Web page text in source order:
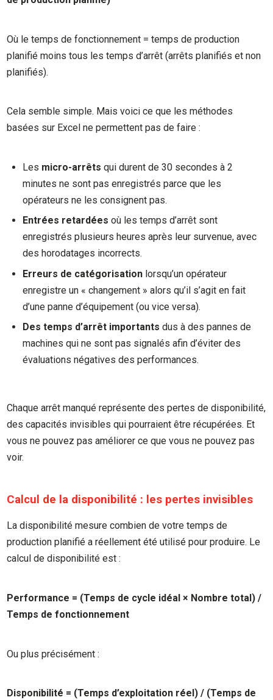
Où le temps de fonctionnement = temps de production
planifié moins tous les temps d’arrêt (arrêts planifiés et non
planifiés).
Cela semble simple. Mais voici ce que les méthodes
basées sur Excel ne permettent pas de faire :
Les micro-arrêts qui durent de 30 secondes à 2
minutes ne sont pas enregistrés parce que les
opérateurs ne les consignent pas.
Entrées retardées où les temps d’arrêt sont
enregistrés plusieurs heures après leur survenue, avec
des horodatages incorrects.
Erreurs de catégorisation lorsqu’un opérateur
enregistre un « changement » alors qu’il s’agit en fait
d’une panne d’équipement (ou vice versa).
Des temps d’arrêt importants dus à des pannes de
machines qui ne sont pas signalés afin d’éviter des
évaluations négatives des performances.
Chaque arrêt manqué représente des pertes de disponibilité,
des capacités invisibles qui pourraient être récupérées. Et
vous ne pouvez pas améliorer ce que vous ne pouvez pas
voir.
Calcul de la disponibilité : les pertes invisibles
La disponibilité mesure combien de votre temps de
production planifié a réellement été utilisé pour produire. Le
calcul de disponibilité est :
Performance = (Temps de cycle idéal × Nombre total) /
Temps de fonctionnement
Ou plus précisément :
Disponibilité = (Temps d’exploitation réel) / (Temps de